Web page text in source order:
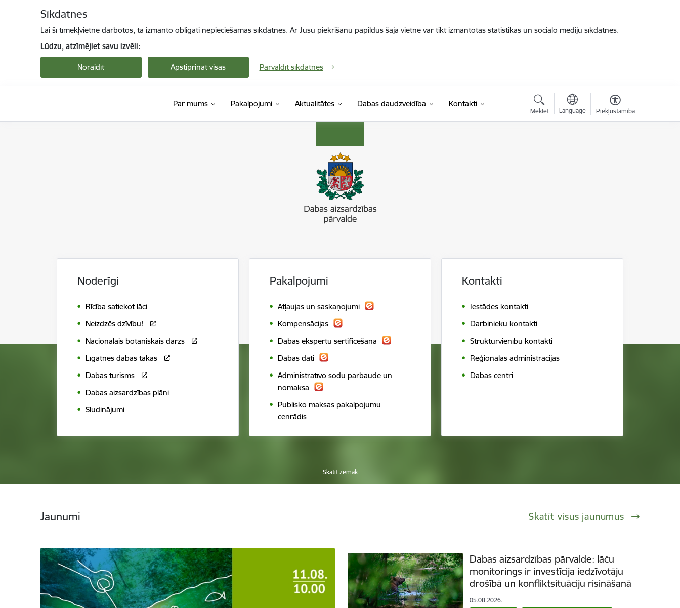
Sīkdatnes
Lai šī tīmekļvietne darbotos, tā izmanto obligāti nepieciešamās sīkdatnes. Ar Jūsu piekrišanu papildus šajā vietnē var tikt izmantotas statistikas un sociālo mediju sīkdatnes.
Lūdzu, atzīmējiet savu izvēli:
Noraidīt Apstiprināt visas Pārvaldīt sīkdatnes
Par mums Pakalpojumi Aktualitātes Dabas daudzveidība Kontakti
Meklēt Language Piekļūstamība
Noderīgi
Rīcība satiekot lāci
Neizdzēs dzīvību!
Nacionālais botāniskais dārzs
Līgatnes dabas takas
Dabas tūrisms
Dabas aizsardzības plāni
Sludinājumi
Pakalpojumi
Atļaujas un saskaņojumi
Kompensācijas
Dabas ekspertu sertificēšana
Dabas dati
Administratīvo sodu pārbaude un
nomaksa
Publisko maksas pakalpojumu
cenrādis
Kontakti
Iestādes kontakti
Darbinieku kontakti
Struktūrvienību kontakti
Reģionālās administrācijas
Dabas centri
Skatīt zemāk
Jaunumi Skatīt visus jaunumus
Dabas aizsardzības pārvalde: lāču
monitorings ir investīcija iedzīvotāju
drošībā un konfliktsituāciju risināšanā
05.08.2026.